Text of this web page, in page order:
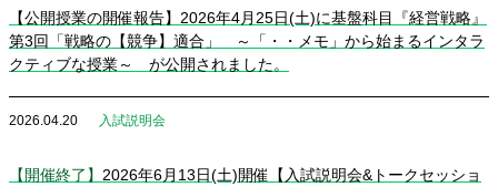
【公開授業の開催報告】2026年4月25日(土)に基盤科目『経営戦略』
第3回「戦略の【競争】適合」 ～「・・メモ」から始まるインタラ
クティブな授業～ が公開されました。
2026.04.20 入試説明会
【開催終了】 2026年6月13日(土)開催【入試説明会&トークセッショ